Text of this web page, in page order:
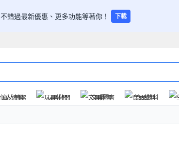
不錯過最新優惠、更多功能等著你！ 下載
個人清潔 玩具休閒 文具圖書 食品飲料